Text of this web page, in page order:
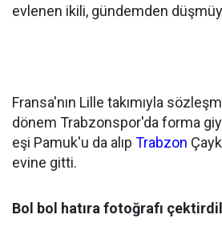
evlenen ikili, gündemden
Fransa'nın Lille takımıyla
dönem Trabzonspor'da forma
eşi Pamuk'u da alıp Trabzon
evine gitti.
Bol bol hatıra fotoğrafı